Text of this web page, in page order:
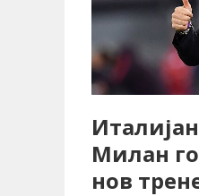
Милан
нов